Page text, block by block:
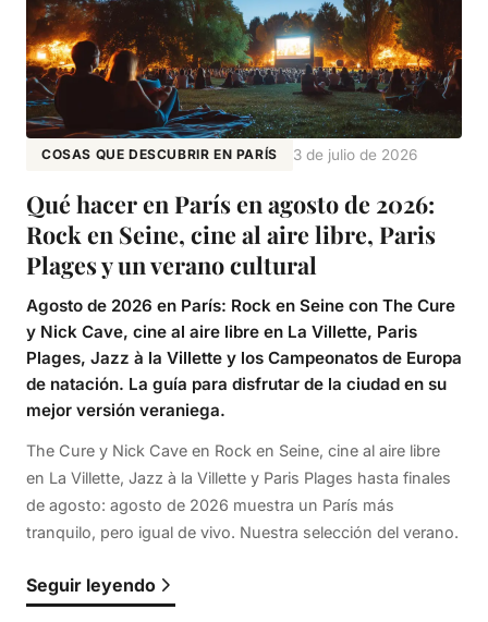
COSAS QUE DESCUBRIR EN PARÍS 3 de julio de 2026
Qué hacer en París en agosto de 2026:
Rock en Seine, cine al aire libre, Paris
Plages y un verano cultural
Agosto de 2026 en París: Rock en Seine con The Cure
y Nick Cave, cine al aire libre en La Villette, Paris
Plages, Jazz à la Villette y los Campeonatos de Europa
de natación. La guía para disfrutar de la ciudad en su
mejor versión veraniega.
The Cure y Nick Cave en Rock en Seine, cine al aire libre
en La Villette, Jazz à la Villette y Paris Plages hasta finales
de agosto: agosto de 2026 muestra un París más
tranquilo, pero igual de vivo. Nuestra selección del verano.
Seguir leyendo